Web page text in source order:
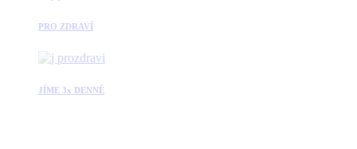
PRO ZDRAVÍ
JÍME 3x DENNĚ